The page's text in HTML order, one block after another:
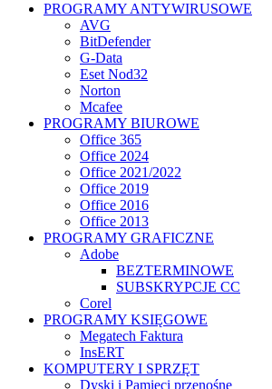
PROGRAMY ANTYWIRUSOWE
AVG
BitDefender
G-Data
Eset Nod32
Norton
Mcafee
PROGRAMY BIUROWE
Office 365
Office 2024
Office 2021/2022
Office 2019
Office 2016
Office 2013
PROGRAMY GRAFICZNE
Adobe
BEZTERMINOWE
SUBSKRYPCJE CC
Corel
PROGRAMY KSIĘGOWE
Megatech Faktura
InsERT
KOMPUTERY I SPRZĘT
Dyski i Pamięci przenośne